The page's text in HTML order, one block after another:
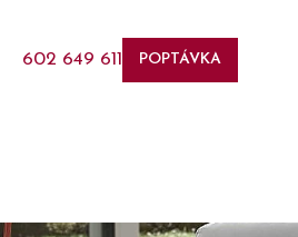
602 649 611 POPTÁVKA